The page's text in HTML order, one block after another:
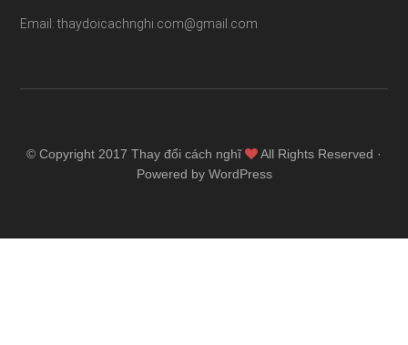
Email: thaydoicachnghi.com@gmail.com
© Copyright 2017 Thay đổi cách nghĩ
All Rights Reserved ·
Powered by WordPress